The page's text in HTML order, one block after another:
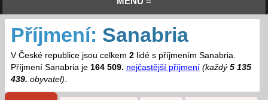
Příjmení: Sanabria
V České republice jsou celkem 2lidé s příjmením Sanabria.
Příjmení Sanabria je 164 509. nejčastější příjmení (každý 5 135
439. obyvatel).